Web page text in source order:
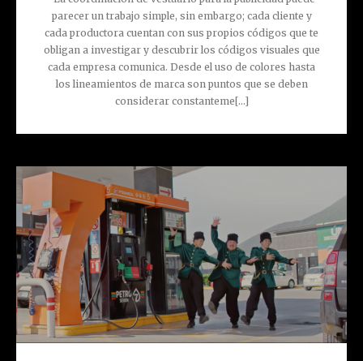
parecer un trabajo simple, sin embargo; cada cliente y
cada productora cuentan con sus propios códigos que te
obligan a investigar y descubrir los códigos visuales que
cada empresa comunica. Desde el uso de colores hasta
los lineamientos de marca son puntos que se deben
considerar constanteme[...]